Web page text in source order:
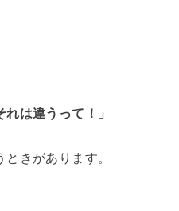
れは違うって！」
きがあります。